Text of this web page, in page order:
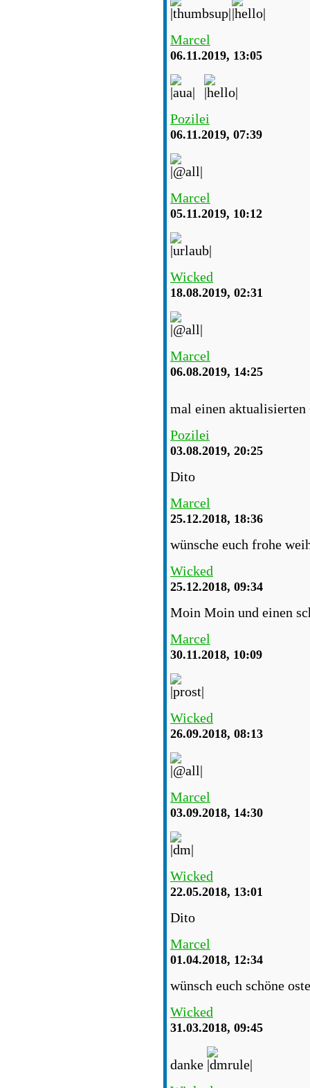
Marcel
06.11.2019, 13:05
Pozilei
06.11.2019, 07:39
Marcel
05.11.2019, 10:12
Wicked
18.08.2019, 02:31
Marcel
06.08.2019, 14:25
mal einen
Pozilei
03.08.2019, 20:25
Dito
Marcel
25.12.2018, 18:36
wünsche euch frohe
Wicked
25.12.2018, 09:34
Moin Moin und einen
Marcel
30.11.2018, 10:09
Wicked
26.09.2018, 08:13
Marcel
03.09.2018, 14:30
Wicked
22.05.2018, 13:01
Dito
Marcel
01.04.2018, 12:34
wünsch euch schöne
Wicked
31.03.2018, 09:45
danke